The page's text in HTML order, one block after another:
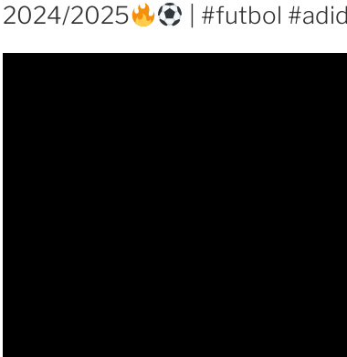
2024/2025
| #futbol